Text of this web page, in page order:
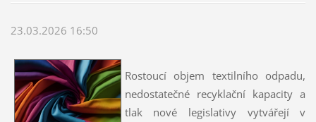
23.03.2026 16:50
Rostoucí objem textilního odpadu,
nedostatečné recyklační kapacity a
tlak nové legislativy vytvářejí v